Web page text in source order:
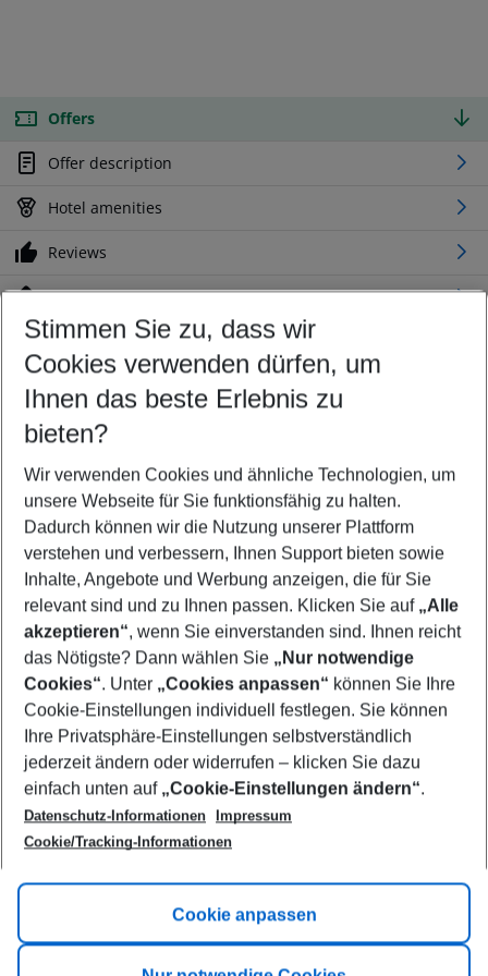
Offers
Offer description
Hotel amenities
Reviews
Location
Customize your offer
Find the perfect deal which suits your best
Your departure airport
Any airport
Select your date range
12/08/26–10/08/27 5-8 nights
Who will travel
2 adults No children
Show more filter
Footer
Footer navigation
Title A
Link A
Stimmen Sie zu, dass wir
Cookies verwenden dürfen, um
Ihnen das beste Erlebnis zu
bieten?
Wir verwenden Cookies und ähnliche Technologien, um
unsere Webseite für Sie funktionsfähig zu halten.
Dadurch können wir die Nutzung unserer Plattform
verstehen und verbessern, Ihnen Support bieten sowie
Inhalte, Angebote und Werbung anzeigen, die für Sie
relevant sind und zu Ihnen passen. Klicken Sie auf „Alle
akzeptieren“, wenn Sie einverstanden sind. Ihnen reicht
das Nötigste? Dann wählen Sie „Nur notwendige
Cookies“. Unter „Cookies anpassen“ können Sie Ihre
Cookie-Einstellungen individuell festlegen. Sie können
Ihre Privatsphäre-Einstellungen selbstverständlich
jederzeit ändern oder widerrufen – klicken Sie dazu
einfach unten auf „Cookie-Einstellungen ändern“.
Datenschutz-Informationen
Impressum
Cookie/Tracking-Informationen
Cookie anpassen